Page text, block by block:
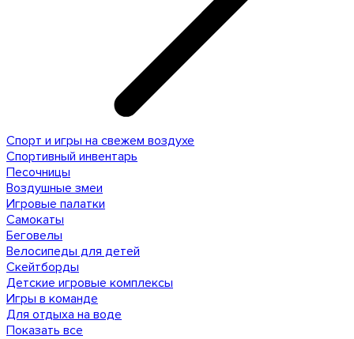
Спорт и игры на свежем воздухе
Спортивный инвентарь
Песочницы
Воздушные змеи
Игровые палатки
Самокаты
Беговелы
Велосипеды для детей
Скейтборды
Детские игровые комплексы
Игры в команде
Для отдыха на воде
Показать все